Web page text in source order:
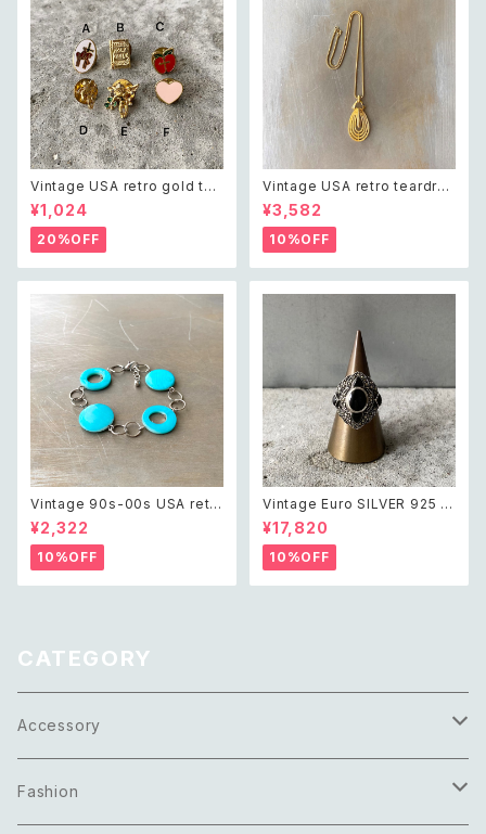
Vintage USA retro gold ton
e mini pin brooch レトロ ア
メリカ ヴィンテージ アクセサリ
ー レトロ ゴールド ミニ ピン ブ
ローチ
¥1,024
20%OFF
Vintage USA retro teardro
p open charm necklace レ
トロ アメリカ ヴィンテージ アク
セサリー ゴールド ティアドロッ
プ オープン チャーム ネックレス
¥3,582
10%OFF
Vintage 90s-00s USA retr
o blue shell beads bracele
t レトロ アメリカ ヴィンテージ
アクセサリー ブルー シェル ビー
ズ ブレスレット
¥2,322
10%OFF
Vintage Euro SILVER 925 o
nyx marcasite classical de
sign ring レトロ ユーロ ヴィン
テージ アクセサリー シルバー9
25 天然石 オニキス マーカサイ
ト クラシカル デザイン リング
¥17,820
10%OFF
CATEGORY
Accessory
Necklace
Fashion